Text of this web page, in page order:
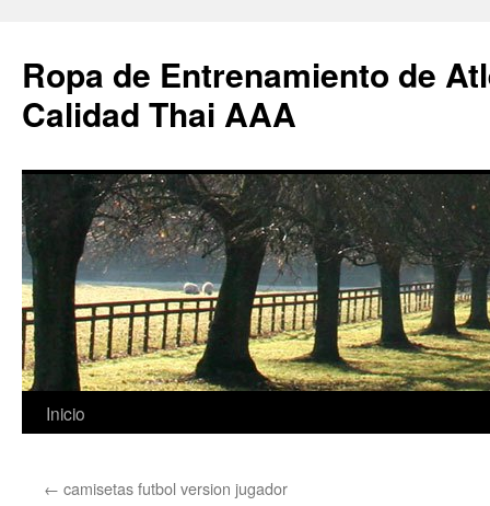
Ropa de Entrenamiento de
Calidad Thai AAA
Saltar
contenido
Inicio
← camisetas futbol version jugador